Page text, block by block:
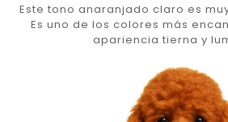
Este tono anaranjado claro es
Es uno de los colores más
apariencia tierna y